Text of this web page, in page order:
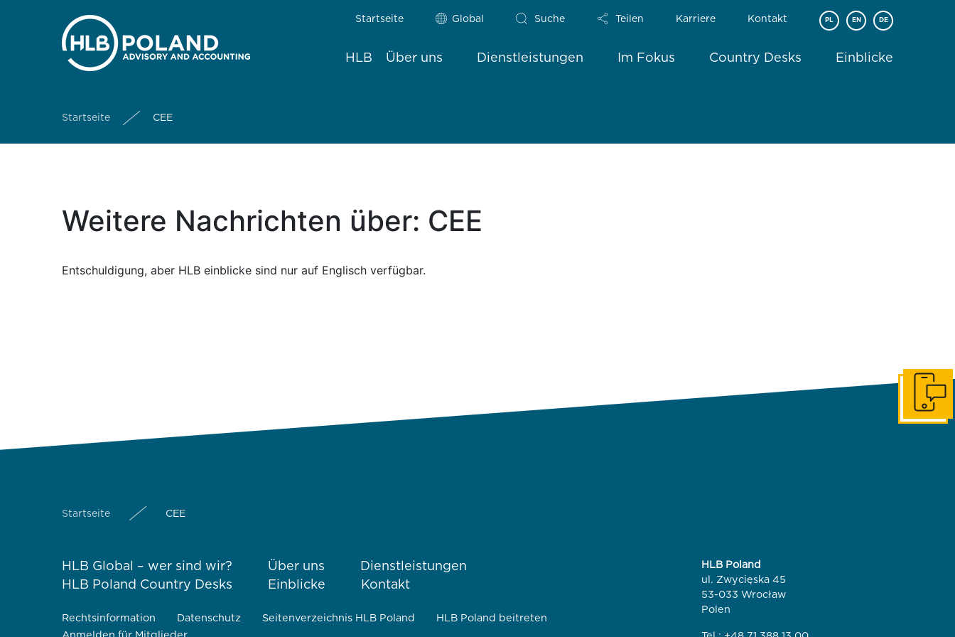
Startseite Global Suche Teilen Karriere Kontakt PL EN DE
HLB Über uns Dienstleistungen Im Fokus Country Desks Einblicke
Startseite CEE
Weitere Nachrichten über: CEE
Entschuldigung, aber HLB einblicke sind nur auf Englisch verfügbar.
Startseite CEE
HLB Global – wer sind wir? Über uns
Dienstleistungen
HLB Poland Country Desks
Einblicke Kontakt
Rechtsinformation Datenschutz Seitenverzeichnis HLB Poland
HLB Poland beitreten
HLB Poland
ul. Zwycięska 45
53-033 Wrocław
Polen
In